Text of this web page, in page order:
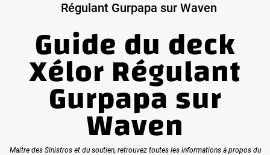
Régulant Gurpapa sur Waven
Guide du deck
Xélor Régulant
Gurpapa sur
Waven
Maitre des Sinistros et du soutien, retrouvez toutes les informations à propos du